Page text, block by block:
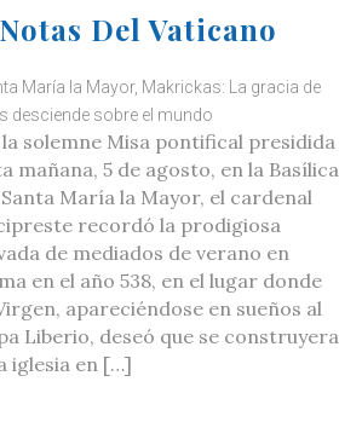
Notas Del Vaticano
María la Mayor, Makrickas: La gracia de
desciende sobre el mundo
la solemne Misa pontifical presidida
mañana, 5 de agosto, en la Basílica
María la Mayor, el cardenal
recordó la prodigiosa
de mediados de verano en
en el año 538, en el lugar donde
apareciéndose en sueños al
Liberio, deseó que se construyera
iglesia en […]